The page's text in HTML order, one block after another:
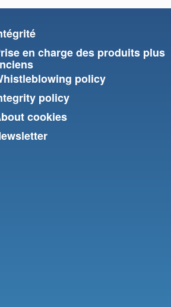
en charge des produits plus
policy
policy
cookies